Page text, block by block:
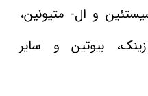
و ال- متیونین،
بیوتین و سایر